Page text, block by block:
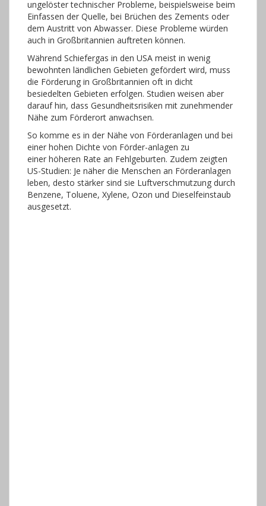
ungelöster technischer Probleme, beispielsweise beim
Einfassen der Quelle, bei Brüchen des Zements oder
dem Austritt von Abwasser. Diese Probleme würden
auch in Großbritannien auftreten können.
Während Schiefergas in den USA meist in wenig
bewohnten ländlichen Gebieten gefördert wird, muss
die Förderung in Großbritannien oft in dicht
besiedelten Gebieten erfolgen. Studien weisen aber
darauf hin, dass Gesundheitsrisiken mit zunehmender
Nähe zum Förderort anwachsen.
So komme es in der Nähe von Förderanlagen und bei
einer hohen Dichte von Förder-anlagen zu
einer höheren Rate an Fehlgeburten. Zudem zeigten
US-Studien: Je näher die Menschen an Förderanlagen
leben, desto stärker sind sie Luftverschmutzung durch
Benzene, Toluene, Xylene, Ozon und Dieselfeinstaub
ausgesetzt.